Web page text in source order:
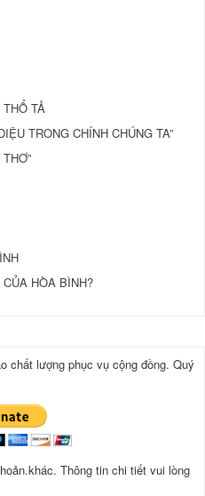
THỔ TẢ
TRONG CHÍNH CHÚNG TA”
CỦA HÒA BÌNH?
chất lượng phục vụ cộng đồng. Quý
Thông tin chi tiết vui lòng